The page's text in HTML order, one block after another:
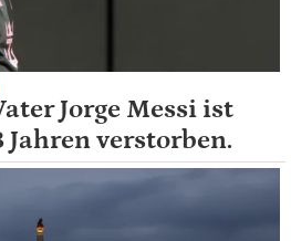
Jorge Messi ist
verstorben.